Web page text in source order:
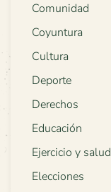
Comunidad
Coyuntura
Cultura
Deporte
Derechos
Educación
Ejercicio y salud
Elecciones